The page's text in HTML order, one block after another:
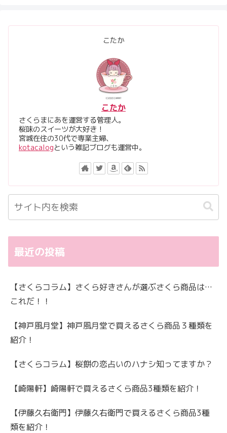
こたか
こたか
さくらまにあを運営する管理人。
桜味のスイーツが大好き！
宮城在住の30代で専業主婦、
kotacalogという雑記ブログも運営中。
最近の投稿
【さくらコラム】さくら好きさんが選ぶさくら商品は…
これだ！！
【神戸風月堂】神戸風月堂で買えるさくら商品３種類を
紹介！
【さくらコラム】桜餅の恋占いのハナシ知ってますか？
【崎陽軒】崎陽軒で買えるさくら商品3種類を紹介！
【伊藤久右衛門】伊藤久右衛門で買えるさくら商品3種
類を紹介！